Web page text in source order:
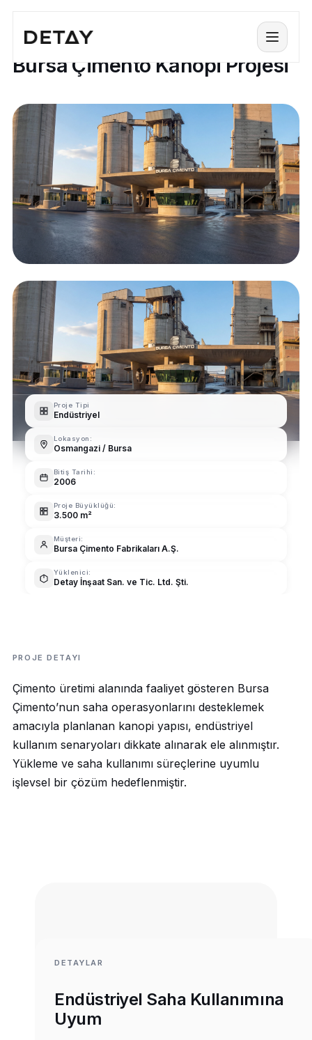
Menü
Bursa Çimento Kanopi Projesi
Proje Tipi
Endüstriyel
Lokasyon:
Osmangazi / Bursa
Bitiş Tarihi:
2006
Proje Büyüklüğü:
3.500 m²
Müşteri:
Bursa Çimento Fabrikaları A.Ş.
Yüklenici:
Detay İnşaat San. ve Tic. Ltd. Şti.
PROJE DETAYI
Çimento üretimi alanında faaliyet gösteren Bursa
Çimento’nun saha operasyonlarını desteklemek
amacıyla planlanan kanopi yapısı, endüstriyel
kullanım senaryoları dikkate alınarak ele alınmıştır.
Yükleme ve saha kullanımı süreçlerine uyumlu
işlevsel bir çözüm hedeflenmiştir.
DETAYLAR
Endüstriyel Saha Kullanımına
Uyum